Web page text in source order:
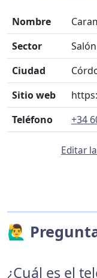
Nombre
Sector
Ciudad
Sitio web
Teléfono
+34
Editar
🙋‍♂️
¿Cuál es el